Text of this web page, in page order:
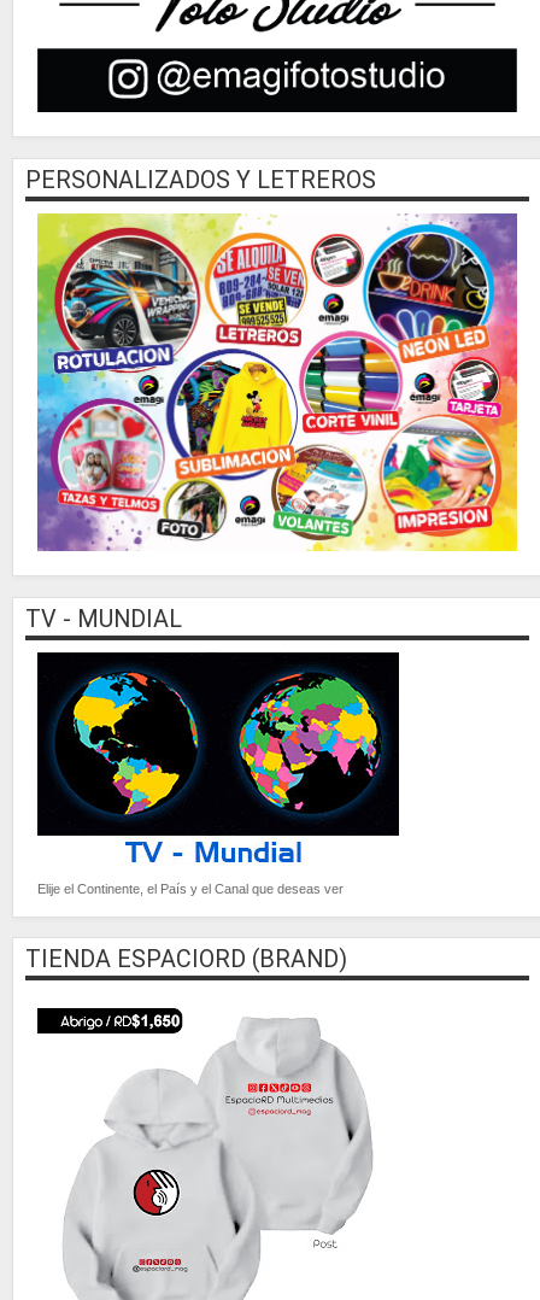
PERSONALIZADOS Y LETREROS
TV - MUNDIAL
Elije el Continente, el País y el Canal que deseas ver
TIENDA ESPACIORD (BRAND)